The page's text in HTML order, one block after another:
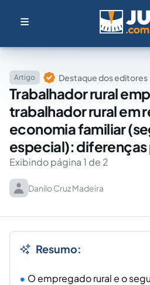
Artigo Destaque dos editores
Trabalhador rural
trabalhador rural em
economia familiar
especial):
Exibindo página 1 de 2
Danilo Cruz Madeira
Resumo:
O empregado rural e o